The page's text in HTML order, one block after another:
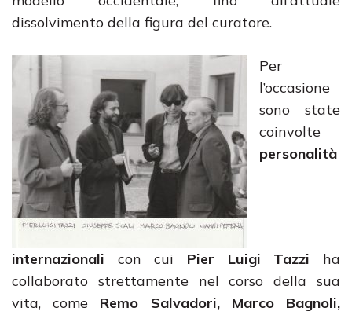
dissolvimento della figura del curatore.
Per
l’occasione
sono state
coinvolte
personalità
internazionali con cui Pier Luigi Tazzi ha
collaborato strettamente nel corso della sua
vita, come Remo Salvadori, Marco Bagnoli,